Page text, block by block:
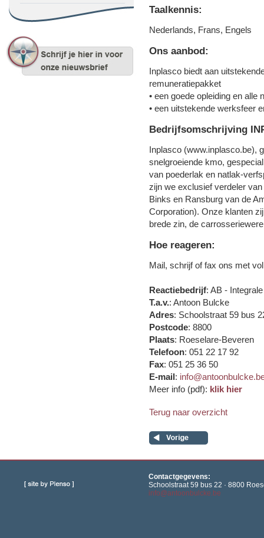
Taalkennis:
Nederlands, Frans, Engels
Ons aanbod:
Inplasco biedt aan
remuneratiepakket
• een goede opleiding en alle
• een uitstekende werksfeer
Bedrijfsomschrijving
Inplasco (www.inplasco.be),
snelgroeiende kmo,
van poederlak en natlak-
zijn we exclusief verdeler
Binks en Ransburg van de
Corporation). Onze klanten
brede zin, de
Hoe reageren:
Mail, schrijf of fax ons met
Reactiebedrijf: AB -
T.a.v.: Antoon Bulcke
Adres: Schoolstraat 59 bus
Postcode: 8800
Plaats: Roeselare-Beveren
Telefoon: 051 22 17 92
Fax: 051 25 36 50
E-mail :
Meer info (pdf): klik hier
Terug naar overzicht
Contactgegevens:
Schoolstraat 59 bus 22 · 8800
info@antoonbulcke.be